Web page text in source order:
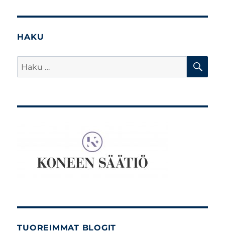
HAKU
Etsi:
TUOREIMMAT BLOGIT